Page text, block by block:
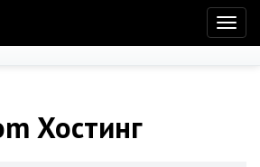
Хостинг